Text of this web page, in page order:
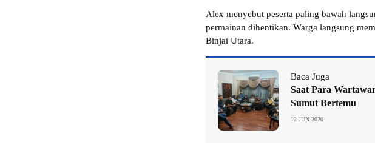
Alex menyebut peserta paling bawah
permainan dihentikan. Warga langsung
Binjai Utara.
Baca Juga
Saat Para
Sumut Bertemu
12 JUN 2020